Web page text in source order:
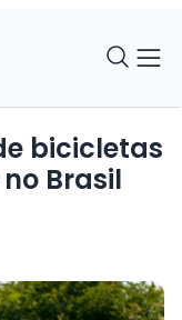
bicicletas
Brasil